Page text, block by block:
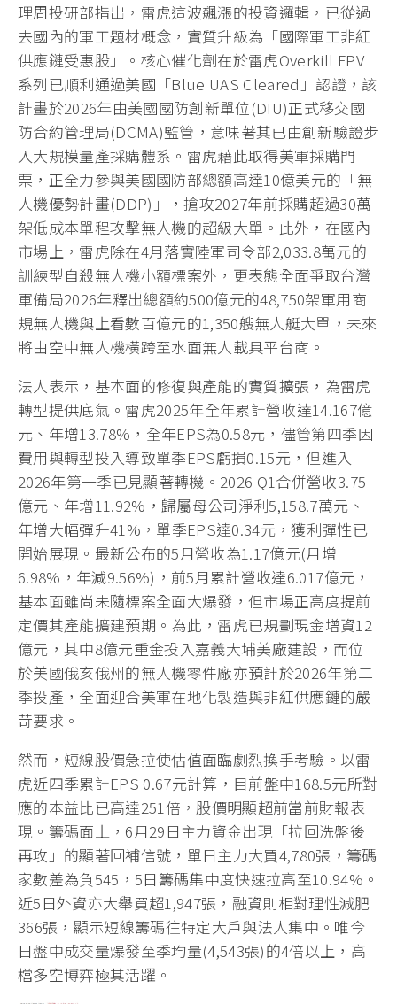
理周投研部指出，雷虎這波飆漲的投資邏輯，已從過
去國內的軍工題材概念，實質升級為「國際軍工非紅
供應鏈受惠股」。核心催化劑在於雷虎Overkill FPV
系列已順利通過美國「Blue UAS Cleared」認證，該
計畫於2026年由美國國防創新單位(DIU)正式移交國
防合約管理局(DCMA)監管，意味著其已由創新驗證步
入大規模量產採購體系。雷虎藉此取得美軍採購門
票，正全力參與美國國防部總額高達10億美元的「無
人機優勢計畫(DDP)」，搶攻2027年前採購超過30萬
架低成本單程攻擊無人機的超級大單。此外，在國內
市場上，雷虎除在4月落實陸軍司令部2,033.8萬元的
訓練型自殺無人機小額標案外，更表態全面爭取台灣
軍備局2026年釋出總額約500億元的48,750架軍用商
規無人機與上看數百億元的1,350艘無人艇大單，未來
將由空中無人機橫跨至水面無人載具平台商。
法人表示，基本面的修復與產能的實質擴張，為雷虎
轉型提供底氣。雷虎2025年全年累計營收達14.167億
元、年增13.78%，全年EPS為0.58元，儘管第四季因
費用與轉型投入導致單季EPS虧損0.15元，但進入
2026年第一季已見顯著轉機。2026 Q1合併營收3.75
億元、年增11.92%，歸屬母公司淨利5,158.7萬元、
年增大幅彈升41%，單季EPS達0.34元，獲利彈性已
開始展現。最新公布的5月營收為1.17億元(月增
6.98%，年減9.56%)，前5月累計營收達6.017億元，
基本面雖尚未隨標案全面大爆發，但市場正高度提前
定價其產能擴建預期。為此，雷虎已規劃現金增資12
億元，其中8億元重金投入嘉義大埔美廠建設，而位
於美國俄亥俄州的無人機零件廠亦預計於2026年第二
季投產，全面迎合美軍在地化製造與非紅供應鏈的嚴
苛要求。
然而，短線股價急拉使估值面臨劇烈換手考驗。以雷
虎近四季累計EPS 0.67元計算，目前盤中168.5元所對
應的本益比已高達251倍，股價明顯超前當前財報表
現。籌碼面上，6月29日主力資金出現「拉回洗盤後
再攻」的顯著回補信號，單日主力大買4,780張，籌碼
家數差為負545，5日籌碼集中度快速拉高至10.94%。
近5日外資亦大舉買超1,947張，融資則相對理性減肥
366張，顯示短線籌碼往特定大戶與法人集中。唯今
日盤中成交量爆發至季均量(4,543張)的4倍以上，高
檔多空博弈極其活躍。